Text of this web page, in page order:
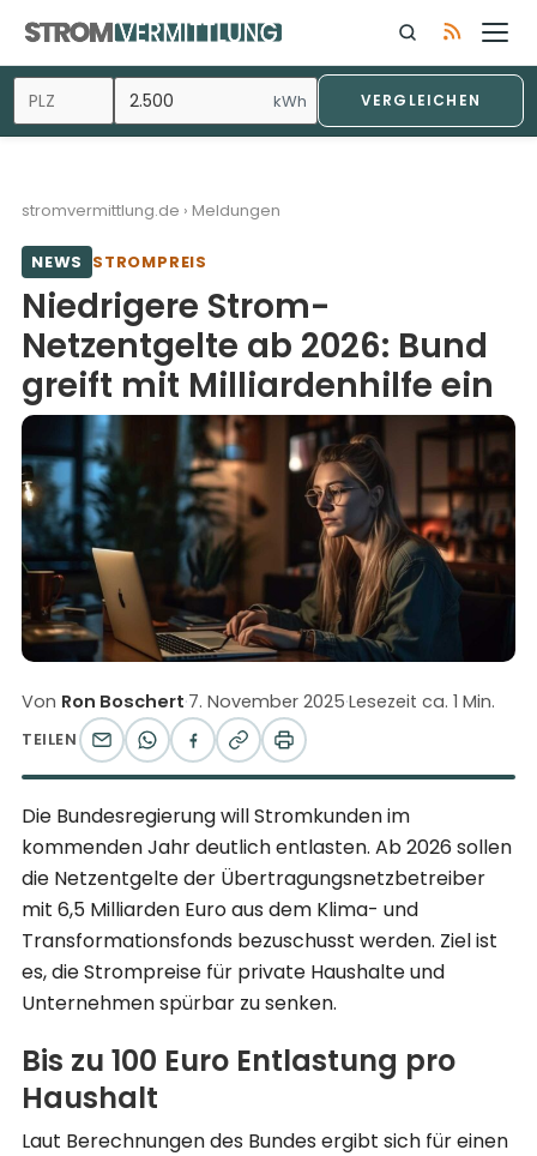
Inhalt
springen
kWh VERGLEICHEN
stromvermittlung.de › Meldungen
NEWS STROMPREIS
Niedrigere Strom-
Netzentgelte ab 2026: Bund
greift mit Milliardenhilfe ein
Von Ron Boschert·7. November 2025·Lesezeit ca. 1 Min.
TEILEN
Die Bundesregierung will Stromkunden im
kommenden Jahr deutlich entlasten. Ab 2026 sollen
die Netzentgelte der Übertragungsnetzbetreiber
mit 6,5 Milliarden Euro aus dem Klima- und
Transformationsfonds bezuschusst werden. Ziel ist
es, die Strompreise für private Haushalte und
Unternehmen spürbar zu senken.
Bis zu 100 Euro Entlastung pro
Haushalt
Laut Berechnungen des Bundes ergibt sich für einen